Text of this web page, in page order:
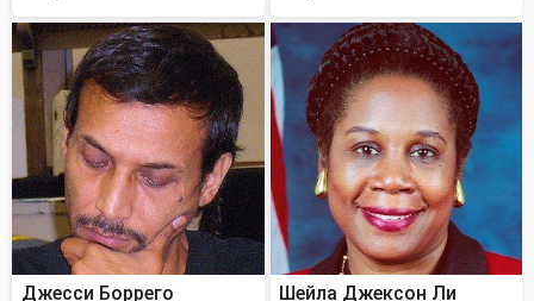
Джесси Боррего Шейла Джексон Ли